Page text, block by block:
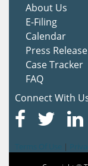
About Us
E-Filing
Calendar
Press Release
Case Tracker
FAQ
Connect With
|